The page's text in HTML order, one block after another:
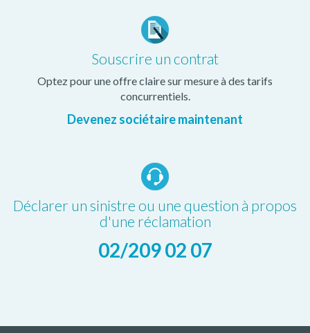
Souscrire un contrat
Optez pour une offre claire sur mesure à des tarifs
concurrentiels.
Devenez sociétaire maintenant
Déclarer un sinistre ou une question à propos
d'une réclamation
02/209 02 07